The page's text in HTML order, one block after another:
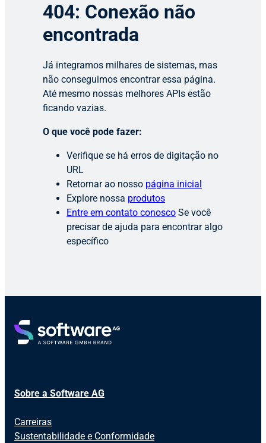
404: Conexão não
encontrada
Já integramos milhares de sistemas, mas
não conseguimos encontrar essa página.
Até mesmo nossas melhores APIs estão
ficando vazias.
O que você pode fazer:
Verifique se há erros de digitação no
URL
Retornar ao nosso página inicial
Explore nossa produtos
Entre em contato conosco Se você
precisar de ajuda para encontrar algo
específico
Sobre a Software AG
Carreiras
Sustentabilidade e Conformidade